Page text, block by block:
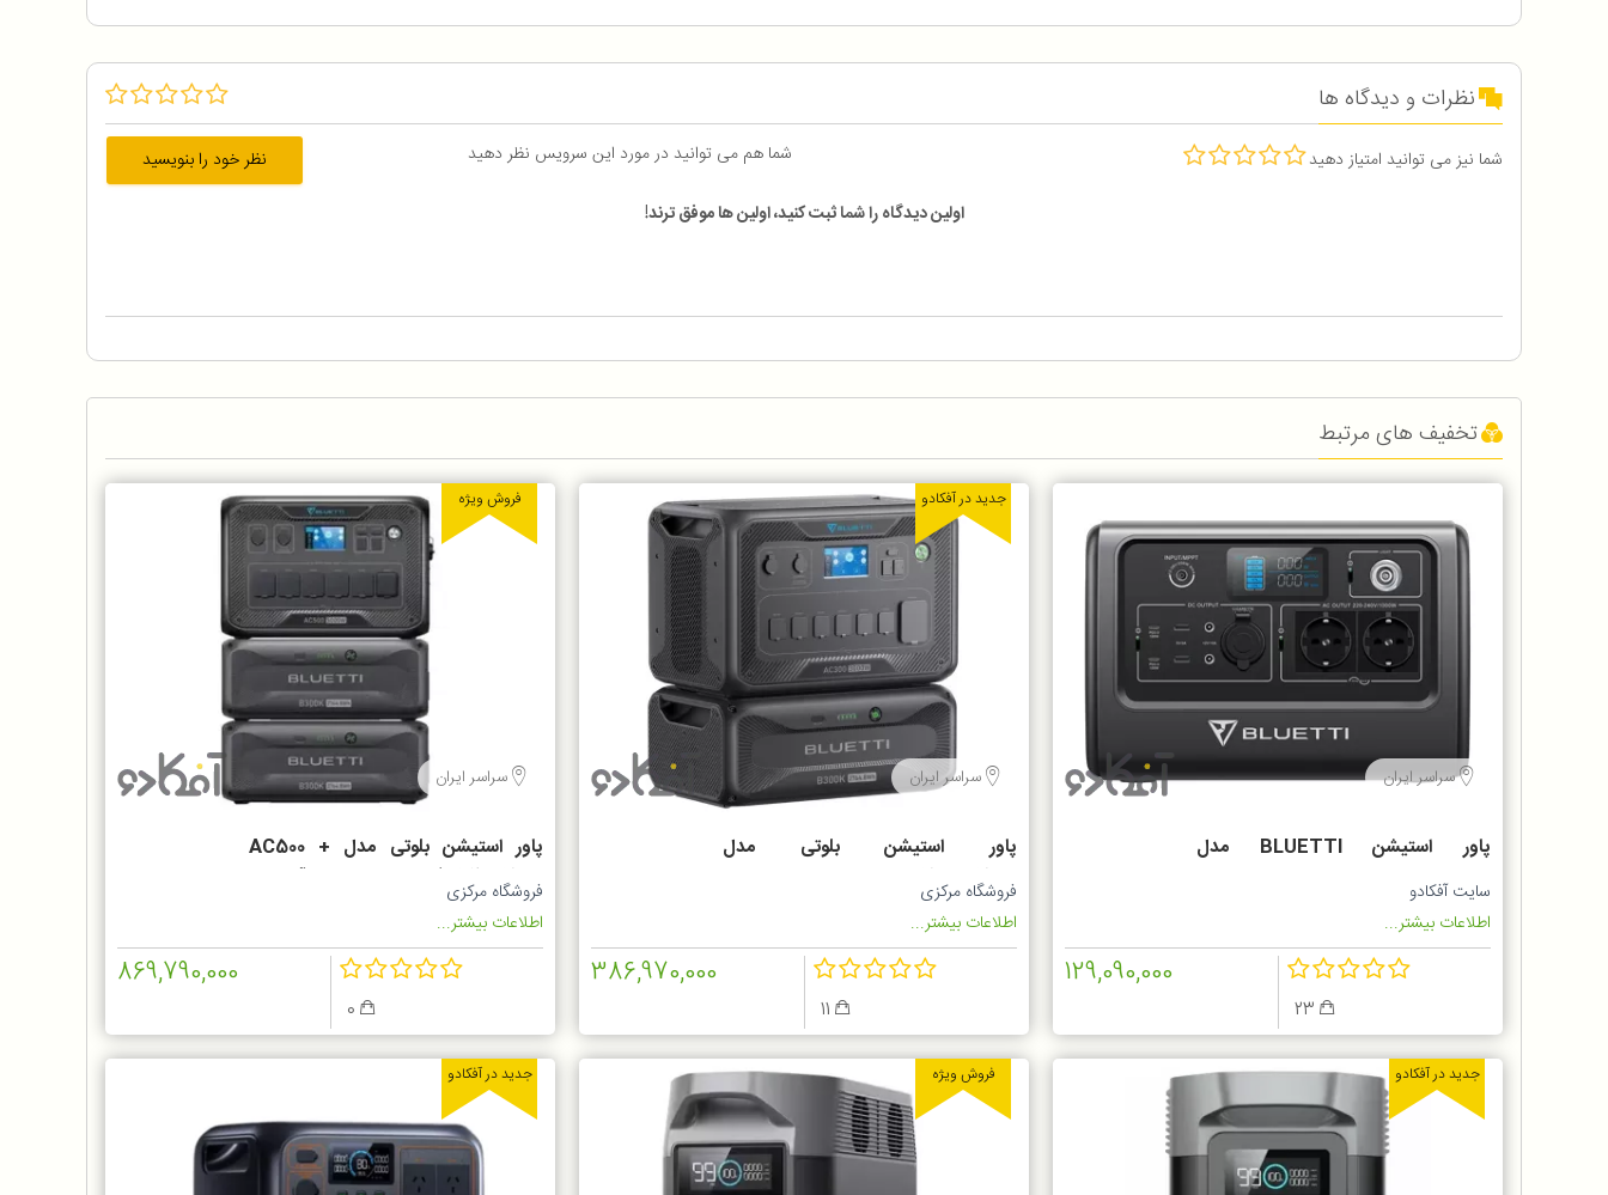
نظرات و دیدگاه ها
شما نیز می توانید امتیاز دهید شما هم می توانید در مورد این سرویس نظر دهید
نظر خود را بنویسید
اولین دیدگاه را شما ثبت کنید، اولین ها موفق ترند!
تخفیف های مرتبط
سراسر ایران
پاور استیشن BLUETTI مدل
Portable Power Station EB70
سایت آفکادو
اطلاعات بیشتر...
129,090,000
جدید در آفکادو
سراسر ایران
پاور استیشن بلوتی مدل
AC300+B300K
فروشگاه مرکزی
اطلاعات بیشتر...
386,970,000
فروش ویژه
سراسر ایران
پاور استیشن بلوتی مدل AC500 +
2*B300K ظرفیت ۱۱۰۶۰۰۰ میلی آمپر
فروشگاه مرکزی
اطلاعات بیشتر...
869,790,000
جدید در آفکادو فروش ویژه جدید در آفکادو